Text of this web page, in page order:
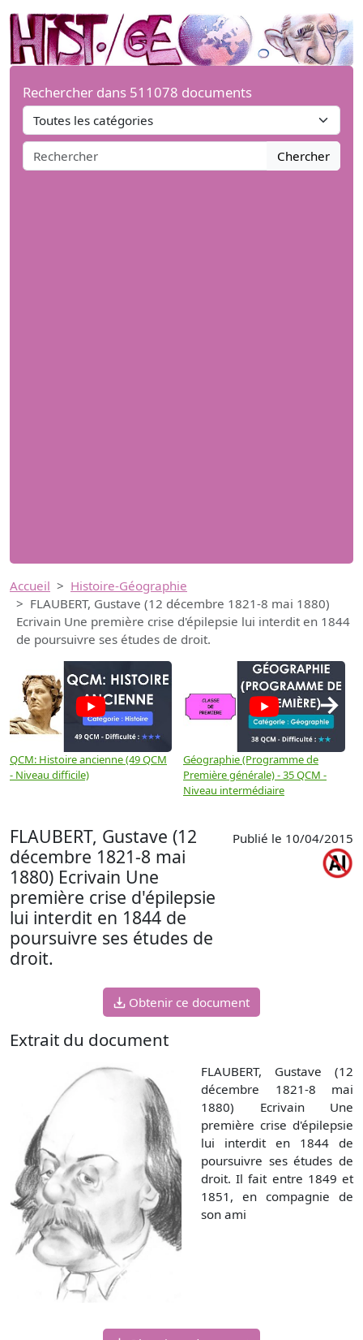
Rechercher dans 511078 documents
Chercher
Accueil
Histoire-Géographie
FLAUBERT, Gustave (12 décembre 1821-8 mai 1880)
Ecrivain Une première crise d'épilepsie lui interdit en 1844
de poursuivre ses études de droit.
QCM: Histoire ancienne (49 QCM
- Niveau difficile)
Géographie (Programme de
Première générale) - 35 QCM -
Niveau intermédiaire
→
FLAUBERT, Gustave (12
décembre 1821-8 mai
1880) Ecrivain Une
première crise d'épilepsie
lui interdit en 1844 de
poursuivre ses études de
droit.
Publié le 10/04/2015
Obtenir ce document
Extrait du document
FLAUBERT, Gustave (12
décembre 1821-8 mai
1880) Ecrivain Une
première crise d'épilepsie
lui interdit en 1844 de
poursuivre ses études de
droit. Il fait entre 1849 et
1851, en compagnie de
son ami